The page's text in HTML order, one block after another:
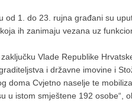
od 1. do 23. rujna građani su
ih zanimaju vezana uz
zaključku Vlade Republike
i državne imovine i
doma Cvjetno naselje te
u istom smještene 192 osobe“,